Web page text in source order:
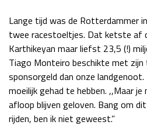
GP MEXICO 2026
Kwalificatie
Kwalificatie
Race
LAS VEGAS GRAND PRIX 2026
Lange tijd was de Rotterdammer
twee racestoeltjes. Dat ketste af
Karthikeyan maar liefst 23,5 (!)
Tiago Monteiro beschikte met zijn
sponsorgeld dan onze
moeilijk gehad te hebben. ,,Maar
afloop blijven geloven. Bang om
rijden, ben ik niet geweest.”